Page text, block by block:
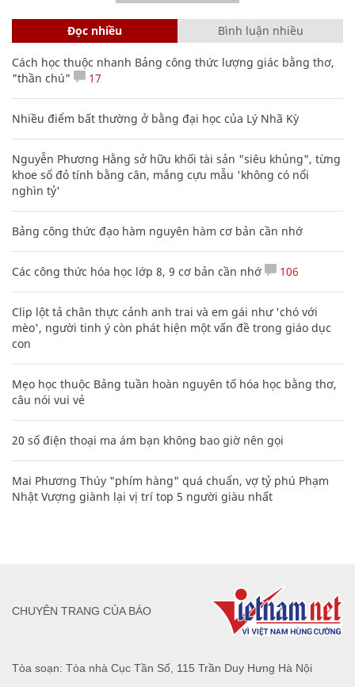
Đọc nhiều Bình luận nhiều
Cách học thuộc nhanh Bảng công thức lượng giác bằng thơ,
"thần chú"
17
Nhiều điểm bất thường ở bằng đại học của Lý Nhã Kỳ
Nguyễn Phương Hằng sở hữu khối tài sản "siêu khủng", từng
khoe sổ đỏ tính bằng cân, mắng cựu mẫu 'không có nổi
nghìn tỷ'
Bảng công thức đạo hàm nguyên hàm cơ bản cần nhớ
Các công thức hóa học lớp 8, 9 cơ bản cần nhớ 106
Clip lột tả chân thực cảnh anh trai và em gái như 'chó với
mèo', người tinh ý còn phát hiện một vấn đề trong giáo dục
con
Mẹo học thuộc Bảng tuần hoàn nguyên tố hóa học bằng thơ,
câu nói vui vẻ
20 số điện thoại ma ám bạn không bao giờ nên gọi
Mai Phương Thúy "phím hàng" quá chuẩn, vợ tỷ phú Phạm
Nhật Vượng giành lại vị trí top 5 người giàu nhất
Tòa soạn: Tòa nhà Cục Tần Số, 115 Trần Duy Hưng Hà Nội
CHUYÊN TRANG CỦA BÁO